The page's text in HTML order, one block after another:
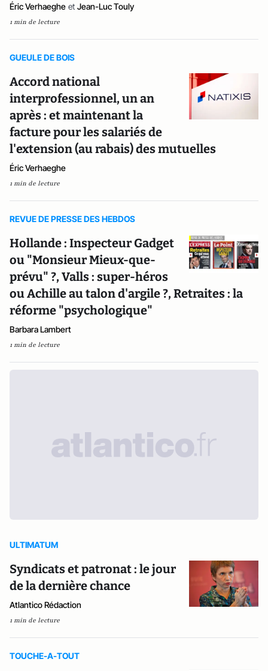
Éric Verhaeghe et Jean-Luc Touly
1 min de lecture
GUEULE DE BOIS
Accord national
interprofessionnel, un an
après : et maintenant la
facture pour les salariés de
l'extension (au rabais) des mutuelles
Éric Verhaeghe
1 min de lecture
REVUE DE PRESSE DES HEBDOS
Hollande : Inspecteur Gadget
ou "Monsieur Mieux-que-
prévu" ?, Valls : super-héros
ou Achille au talon d'argile ?, Retraites : la
réforme "psychologique"
Barbara Lambert
1 min de lecture
ULTIMATUM
Syndicats et patronat : le jour
de la dernière chance
Atlantico Rédaction
1 min de lecture
TOUCHE-A-TOUT